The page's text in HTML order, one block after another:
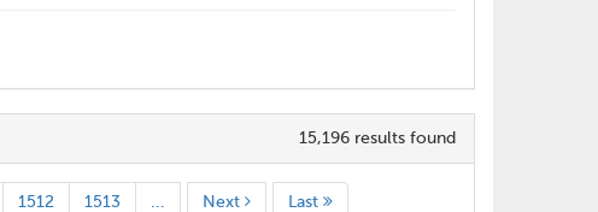
15,196 results found
1512 1513 Next Last